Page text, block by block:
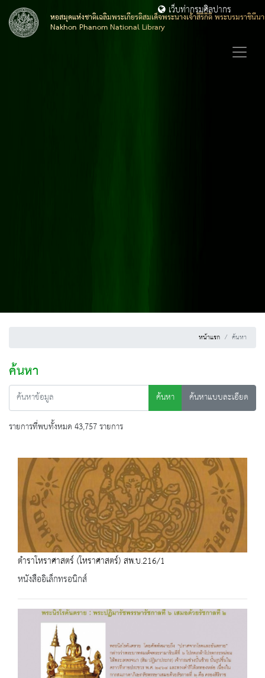
หอสมุดแห่งชาติเฉลิมพระเกียรติสมเด็จพระนางเจ้าสิริกิติ์ พระบรมราชินี
Nakhon Phanom National Library
เว็บท่ากรมศิลปากร
หน้าแรก ค้นหา
ค้นหา
ค้นหา
ค้นหาแบบละเอียด
รายการที่พบทั้งหมด 43,757 รายการ
ตำราโหราศาสตร์ (โหราศาสตร์) สพ.บ.216/1
หนังสืออิเล็กทรอนิกส์